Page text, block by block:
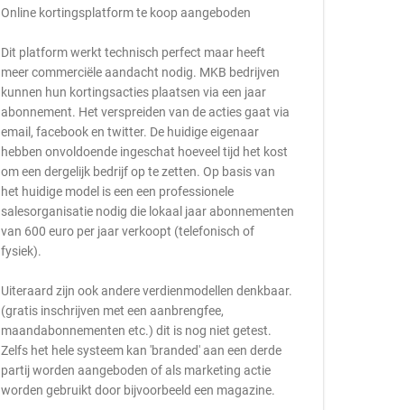
Online kortingsplatform te koop aangeboden
Dit platform werkt technisch perfect maar heeft
meer commerciële aandacht nodig. MKB bedrijven
kunnen hun kortingsacties plaatsen via een jaar
abonnement. Het verspreiden van de acties gaat via
email, facebook en twitter. De huidige eigenaar
hebben onvoldoende ingeschat hoeveel tijd het kost
om een dergelijk bedrijf op te zetten. Op basis van
het huidige model is een een professionele
salesorganisatie nodig die lokaal jaar abonnementen
van 600 euro per jaar verkoopt (telefonisch of
fysiek).
Uiteraard zijn ook andere verdienmodellen denkbaar.
(gratis inschrijven met een aanbrengfee,
maandabonnementen etc.) dit is nog niet getest.
Zelfs het hele systeem kan 'branded' aan een derde
partij worden aangeboden of als marketing actie
worden gebruikt door bijvoorbeeld een magazine.